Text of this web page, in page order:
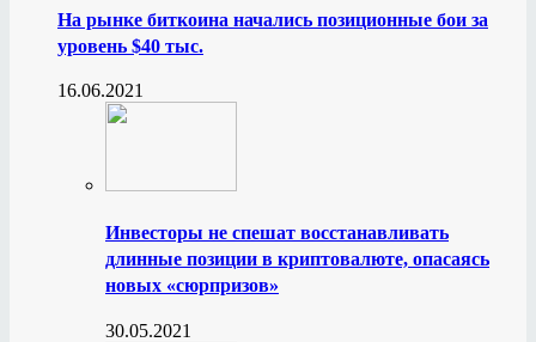
На рынке биткоина начались позиционные бои за
уровень $40 тыс.
16.06.2021
Инвесторы не спешат восстанавливать
длинные позиции в криптовалюте, опасаясь
новых «сюрпризов»
30.05.2021